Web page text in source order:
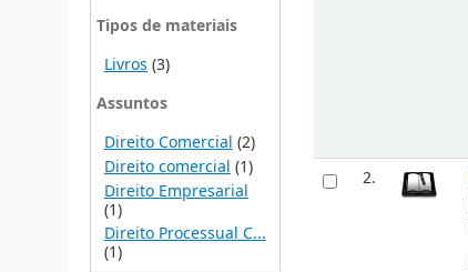
Tipos de materiais
Livros (3)
Assuntos
Direito Comercial (2)
Direito comercial (1)
Direito Empresarial
(1)
Direito Processual C...
(1)
2.